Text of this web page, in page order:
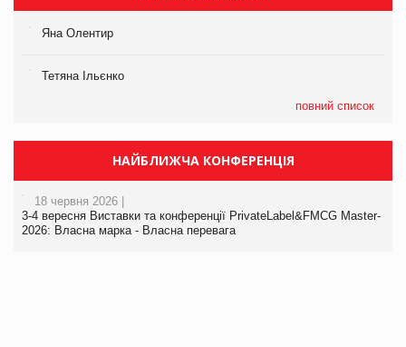
Яна Олентир
Тетяна Ільєнко
повний список
НАЙБЛИЖЧА КОНФЕРЕНЦІЯ
18 червня 2026 |
3-4 вересня Виставки та конференції PrivateLabel&FMCG Master-
2026: Власна марка - Власна перевага